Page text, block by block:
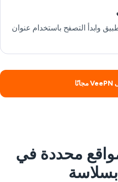
وابدأ التصفح باستخدام عنوان
محددة في
بسلاسة